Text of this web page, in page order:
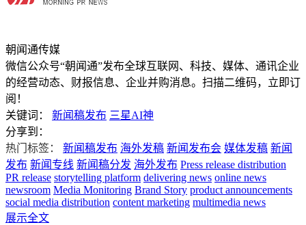
朝闻通传媒
微信公众号“朝闻通”发布全球互联网、科技、媒体、通讯企业
的经营动态、财报信息、企业并购消息。扫描二维码，立即订
阅！
关键词：
新闻稿发布 三星AI神
分享到：
热门标签：
新闻稿发布 海外发稿 新闻发布会 媒体发稿 新闻
发布 新闻专线 新闻稿分发 海外发布 Press release distribution
PR release storytelling platform delivering news online news
newsroom Media Monitoring Brand Story product announcements
social media distribution content marketing multimedia news
展示全文